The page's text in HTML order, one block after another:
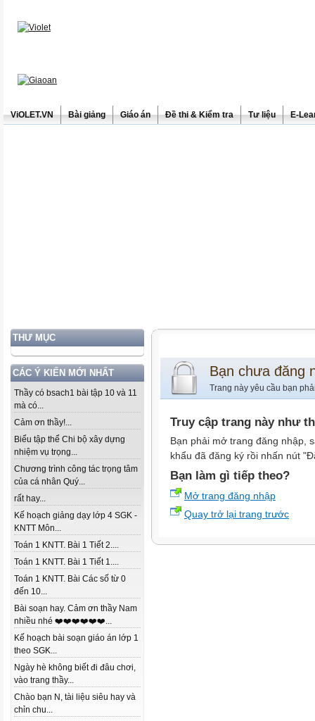
ViOLET.VN Bài giảng Giáo án Đề thi & Kiểm tra Tư liệu E-
THƯ MỤC
CÁC Ý KIẾN MỚI NHẤT
Thầy có bsach1 bài tập 10 và 11
mà có...
Cảm ơn thầy!...
Biểu tập thể Chi bộ xây dựng
nhiệm vụ trọng...
Chương trình công tác trọng tâm
của cá nhân Quý...
rất hay...
Kế hoạch giảng dạy lớp 4 SGK -
KNTT Môn...
Toán 1 KNTT. Bài 1 Tiết 2....
Toán 1 KNTT. Bài 1 Tiết 1....
Toán 1 KNTT. Bài Các số từ 0
đến 10...
Bài soạn hay. Cảm ơn thầy Nam
nhiều nhé ❤️❤️❤️❤️❤️❤️...
Kế hoạch bài soạn giáo án lớp 1
theo SGK...
Ngày hè không biết đi đâu chơi,
vào trang thầy...
Chào bạn N, tài liệu siêu hay và
chỉn chu...
Bạn chưa đăng
Trang này yêu cầu bạn
Truy cập trang này như
Bạn phải mở trang đăng nhập,
khẩu đã đăng ký rồi nhấn nút
Bạn làm gì tiếp theo?
Mở trang đăng nhập
Quay trở lại trang trước